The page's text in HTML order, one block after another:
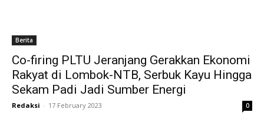
Berita
Co-firing PLTU Jeranjang Gerakkan Ekonomi
Rakyat di Lombok-NTB, Serbuk Kayu Hingga
Sekam Padi Jadi Sumber Energi
Redaksi - 17 February 2023 0